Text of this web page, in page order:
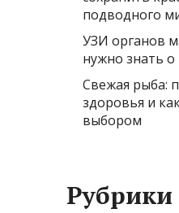
подводного
УЗИ органов
нужно знать
Свежая рыба:
здоровья и
выбором
Рубрики